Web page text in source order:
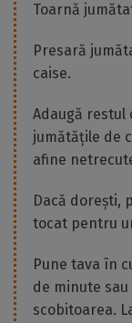
Toarnă
Presară
caise.
Adaugă restul
jumătățile de
afine
Dacă dorești,
tocat pentru
Pune tava în
de minute
scobitoarea.